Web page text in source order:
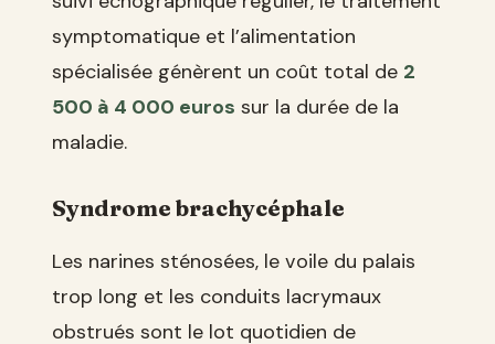
symptomatique et l’alimentation
spécialisée génèrent un coût total de 2
500 à 4 000 euros sur la durée de la
maladie.
Syndrome brachycéphale
Les narines sténosées, le voile du palais
trop long et les conduits lacrymaux
obstrués sont le lot quotidien de